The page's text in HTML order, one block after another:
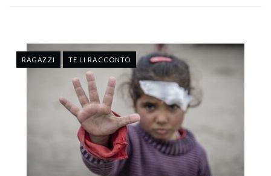
RAGAZZI TE LI RACCONTO